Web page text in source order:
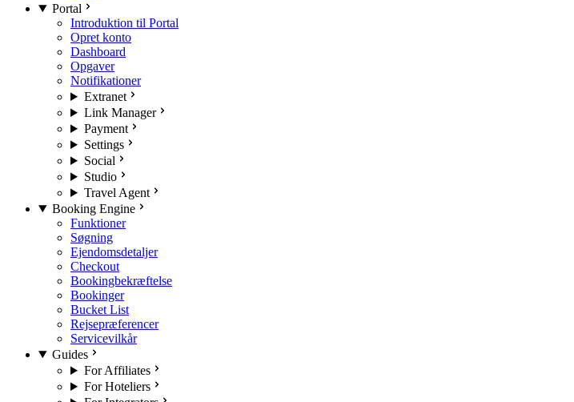
Portal
Introduktion til Portal
Opret konto
Dashboard
Opgaver
Notifikationer
Extranet
Link Manager
Payment
Settings
Social
Studio
Travel Agent
Booking Engine
Funktioner
Søgning
Ejendomsdetaljer
Checkout
Bookingbekræftelse
Bookinger
Bucket List
Rejsepræferencer
Servicevilkår
Guides
For Affiliates
For Hoteliers